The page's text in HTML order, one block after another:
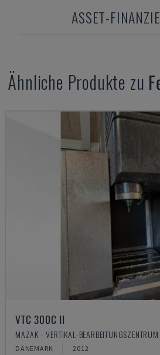
ASSET-
Ähnliche Produkte zu
VTC 300C II
MAZAK - VERTIKAL-BEARBEITUNGSZENTRUM
DÄNEMARK 2012